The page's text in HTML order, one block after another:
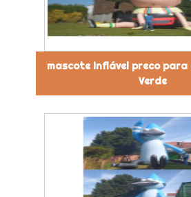
mascote inflável preco para
Verde